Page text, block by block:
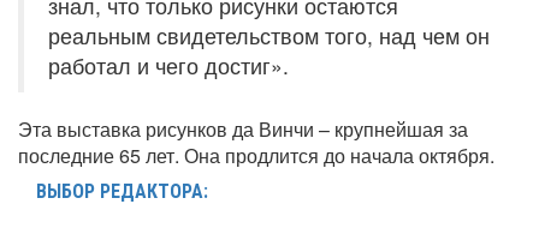
реальным свидетельством того, над чем он
работал и чего достиг».
Эта выставка рисунков да Винчи – крупнейшая за
последние 65 лет. Она продлится до начала октября.
ВЫБОР РЕДАКТОРА: